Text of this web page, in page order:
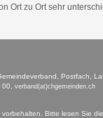
Ort zu Ort sehr
Postfach,
verband(at)chgemeinden.ch
Bitte lesen Sie